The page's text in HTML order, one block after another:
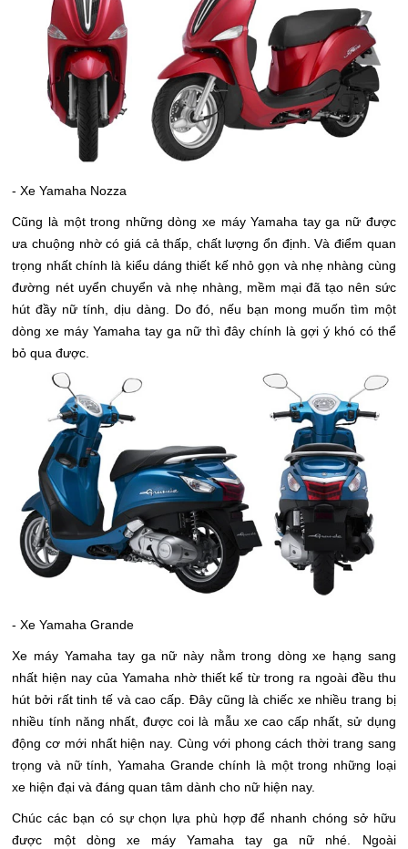
- Xe Yamaha Nozza
Cũng là một trong những dòng xe máy Yamaha tay ga nữ được
ưa chuộng nhờ có giá cả thấp, chất lượng ổn định. Và điểm quan
trọng nhất chính là kiểu dáng thiết kế nhỏ gọn và nhẹ nhàng cùng
đường nét uyển chuyển và nhẹ nhàng, mềm mại đã tạo nên sức
hút đầy nữ tính, dịu dàng. Do đó, nếu bạn mong muốn tìm một
dòng xe máy Yamaha tay ga nữ thì đây chính là gợi ý khó có thể
bỏ qua được.
- Xe Yamaha Grande
Xe máy Yamaha tay ga nữ này nằm trong dòng xe hạng sang
nhất hiện nay của Yamaha nhờ thiết kế từ trong ra ngoài đều thu
hút bởi rất tinh tế và cao cấp. Đây cũng là chiếc xe nhiều trang bị
nhiều tính năng nhất, được coi là mẫu xe cao cấp nhất, sử dụng
động cơ mới nhất hiện nay. Cùng với phong cách thời trang sang
trọng và nữ tính, Yamaha Grande chính là một trong những loại
xe hiện đại và đáng quan tâm dành cho nữ hiện nay.
Chúc các bạn có sự chọn lựa phù hợp để nhanh chóng sở hữu
được một dòng xe máy Yamaha tay ga nữ nhé. Ngoài